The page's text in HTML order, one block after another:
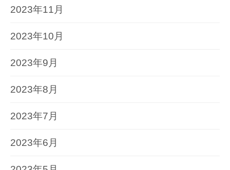
2023年11月
2023年10月
2023年9月
2023年8月
2023年7月
2023年6月